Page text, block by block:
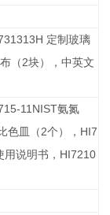
定制玻璃
（2块），中英文
11 NIST氨氮
色皿（ 2个）， HI7
说明书， HI7210